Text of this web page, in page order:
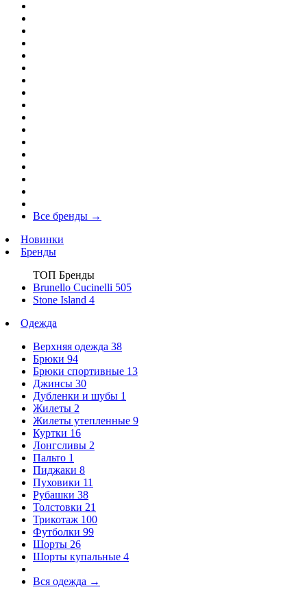
Все бренды →
Новинки
Бренды
ТОП Бренды
Brunello Cucinelli 505
Stone Island 4
Одежда
Верхняя одежда 38
Брюки 94
Брюки спортивные 13
Джинсы 30
Дубленки и шубы 1
Жилеты 2
Жилеты утепленные 9
Куртки 16
Лонгсливы 2
Пальто 1
Пиджаки 8
Пуховики 11
Рубашки 38
Толстовки 21
Трикотаж 100
Футболки 99
Шорты 26
Шорты купальные 4
Вся одежда →